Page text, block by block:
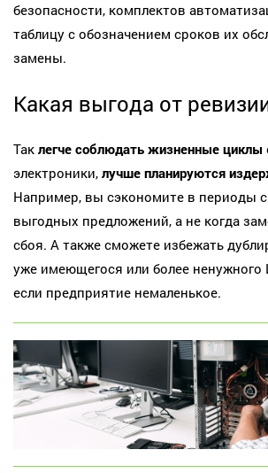
безопасности, комплектов
таблицу с обозначением сроков их
замены.
Какая выгода от
Так легче соблюдать жизненные циклы
электроники, лучше планируются
Например, вы сэкономите в периоды
выгодных предложений, а не когда
сбоя. А также сможете избежать
уже имеющегося или более ненужного
если предприятие немаленькое.